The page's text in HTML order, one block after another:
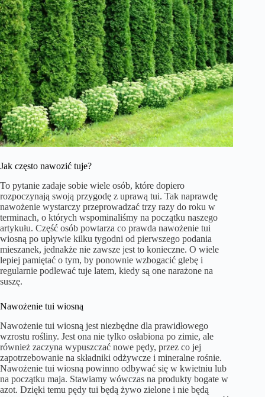
Jak często nawozić tuje?
To pytanie zadaje sobie wiele osób, które dopiero
rozpoczynają swoją przygodę z uprawą tui. Tak naprawdę
nawożenie wystarczy przeprowadzać trzy razy do roku w
terminach, o których wspominaliśmy na początku naszego
artykułu. Część osób powtarza co prawda nawożenie tui
wiosną po upływie kilku tygodni od pierwszego podania
mieszanek, jednakże nie zawsze jest to konieczne. O wiele
lepiej pamiętać o tym, by ponownie wzbogacić glebę i
regularnie podlewać tuje latem, kiedy są one narażone na
suszę.
Nawożenie tui wiosną
Nawożenie tui wiosną jest niezbędne dla prawidłowego
wzrostu rośliny. Jest ona nie tylko osłabiona po zimie, ale
również zaczyna wypuszczać nowe pędy, przez co jej
zapotrzebowanie na składniki odżywcze i mineralne rośnie.
Nawożenie tui wiosną powinno odbywać się w kwietniu lub
na początku maja. Stawiamy wówczas na produkty bogate w
azot. Dzięki temu pędy tui będą żywo zielone i nie będą